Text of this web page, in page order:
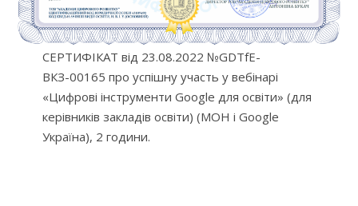
СЕРТИФІКАТ від 23.08.2022 №GDTfE-
ВКЗ-00165 про успішну участь у вебінарі
«Цифрові інструменти Google для освіти» (для
керівників закладів освіти) (МОН і Google
Україна), 2 години.